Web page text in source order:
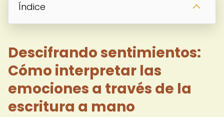
Índice
Descifrando sentimientos:
Cómo interpretar las
emociones a través de la
escritura a mano